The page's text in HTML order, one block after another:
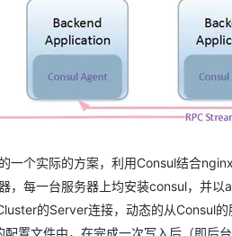
一个实际的方案，利用Consul结合
，每一台服务器上均安装consul，并
的Server连接，动态的从Consul
配置文件中，在完成一次写入后（即